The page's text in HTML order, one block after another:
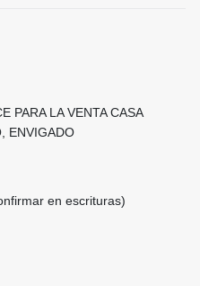
PARA LA VENTA CASA
ENVIGADO
en escrituras)